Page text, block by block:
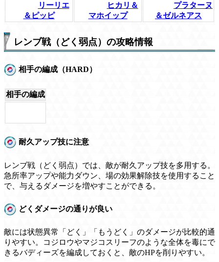
リーリエ
＆ピッピ
ヒカリ＆
マホイップ
プラターヌ
＆ゼルネアス
レンブ戦（どく弱点）の攻略情報
相手の編成（HARD）
相手の編成
耐久アップ技に注意
レンブ戦（どく弱点）では、敵が耐久アップ技を多用する。
急所率アップや能力ダウン、場の効果解除技を使用すること
で、与えるダメージを増やすことができる。
どくダメージの通りが良い
敵には状態異常「どく」「もうどく」のダメージが比較的通
りやすい。コジロウやマジコスリーフのような全体を毒にで
きるバディーズを編成しておくと、敵のHPを削りやすい。